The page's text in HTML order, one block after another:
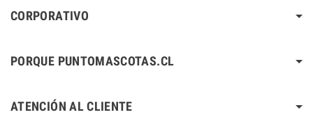
CORPORATIVO
PORQUE PUNTOMASCOTAS.CL
ATENCIÓN AL CLIENTE